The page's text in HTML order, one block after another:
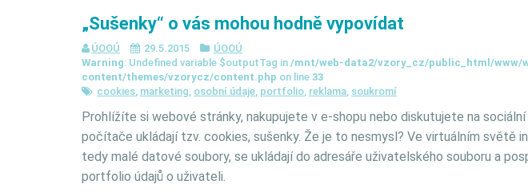
„Sušenky“ o vás mohou hodně vypovídat
ÚOOÚ 29.5.2015
ÚOOÚ
Warning: Undefined variable $outputTag in /mnt/web-data2/vzory_cz/public_html/www/
content/themes/vzorycz/content.php on line 33
cookies, marketing, osobní údaje, portfolio, reklama, soukromí
Prohlížíte si webové stránky, nakupujete v e-shopu nebo diskutujete na
počítače ukládají tzv. cookies, sušenky. Že je to nesmysl? Ve virtuálním světě
tedy malé datové soubory, se ukládají do adresáře uživatelského souboru a
portfolio údajů o uživateli.